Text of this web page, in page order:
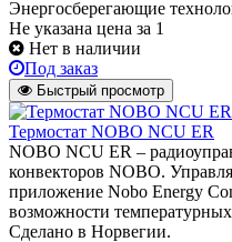
Энергосберегающие
Не указана цена за 1
Нет в наличии
Под заказ
Быстрый просмотр
Термостат NOBO NCU ER
NOBO NCU ER –
конвекторов NOBO.
приложение Nobo Energy
возможности
Сделано в Норвегии.